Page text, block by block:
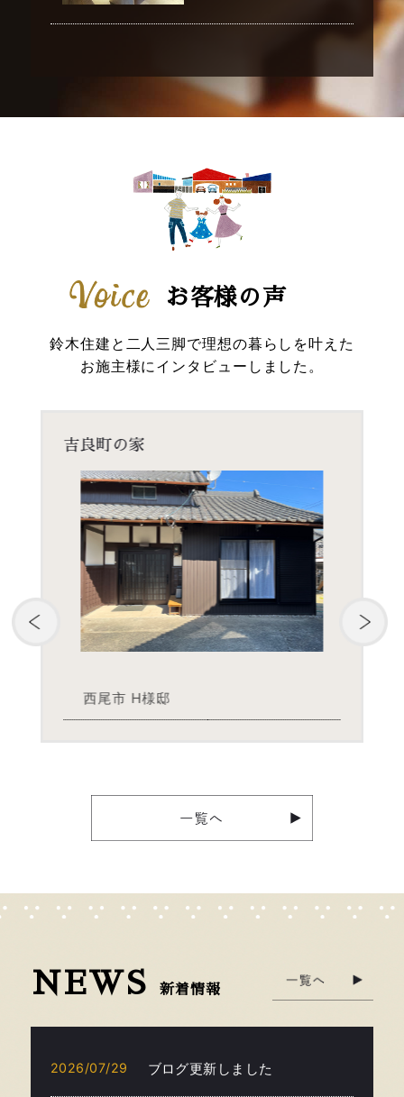
お客様の声
鈴木住建と二人三脚で理想の暮らしを叶えた
お施主様にインタビューしました。
住崎町の家
西尾市 K様邸
NEWS 新着情報
2026/07/29 ブログ更新しました